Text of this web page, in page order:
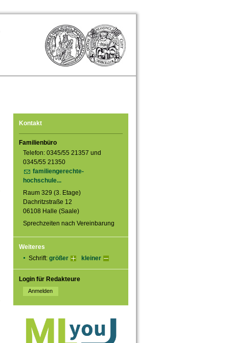
Kontakt
Familienbüro
Telefon: 0345/55 21357 und
0345/55 21350
familiengerechte-
hochschule...
Raum 329 (3. Etage)
Dachritzstraße 12
06108 Halle (Saale)
Sprechzeiten nach Vereinbarung
Weiteres
Schrift: größer kleiner
Login für Redakteure